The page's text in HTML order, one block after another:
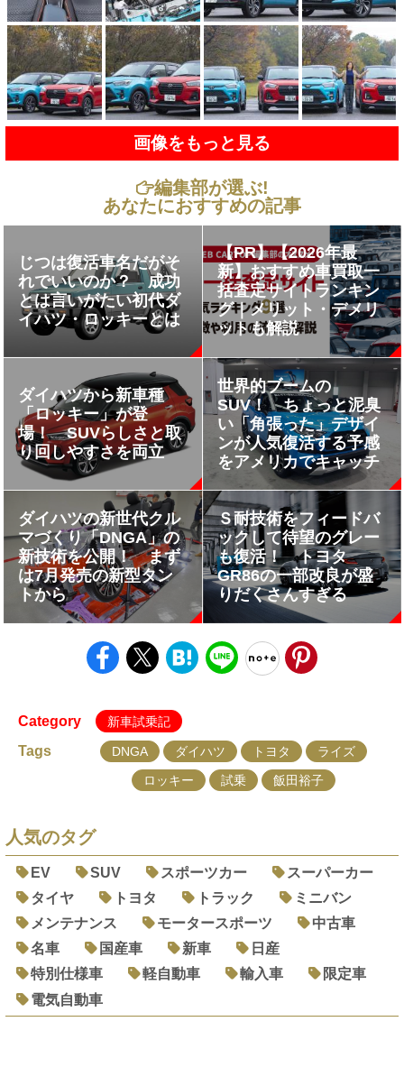
画像をもっと見る
編集部が選ぶ!
あなたにおすすめの記事
じつは復活車名だがそ
れでいいのか？ 成功
とは言いがたい初代ダ
イハツ・ロッキーとは
【PR】【2026年最
新】おすすめ車買取一
括査定サイトランキン
グ｜メリット・デメリ
ットも解説
ダイハツから新車種
「ロッキー」が登
場！ SUVらしさと取
り回しやすさを両立
世界的ブームの
SUV！ ちょっと泥臭
い「角張った」デザイ
ンが人気復活する予感
をアメリカでキャッチ
ダイハツの新世代クル
マづくり「DNGA」の
新技術を公開！ まず
は7月発売の新型タン
トから
Ｓ耐技術をフィードバ
ックして待望のグレー
も復活！ トヨタ
GR86の一部改良が盛
りだくさんすぎる
Category 新車試乗記
Tags DNGA ダイハツ トヨタ
ライズ
ロッキー
試乗 飯田裕子
人気のタグ
EV SUV スポーツカー
スーパーカー
タイヤ
トヨタ トラック
ミニバン
メンテナンス
モータースポーツ
中古車
名車
国産車 新車
日産
特別仕様車
軽自動車 輸入車
限定車
電気自動車